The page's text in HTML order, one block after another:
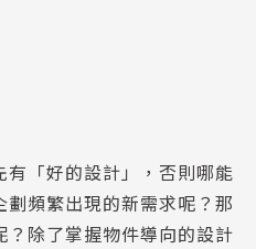
「好的設計」，否則哪能
頻繁出現的新需求呢？那
除了掌握物件導向的設計